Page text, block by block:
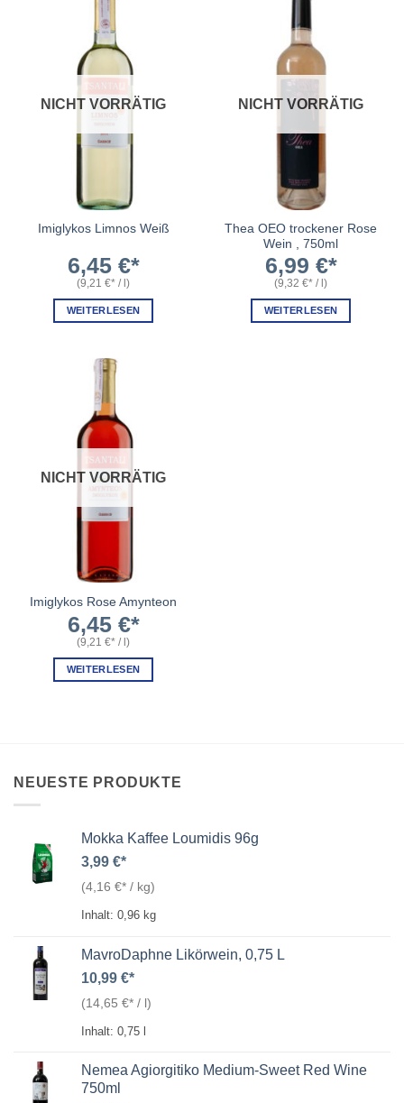
NICHT VORRÄTIG
Imiglykos Limnos Weiß
6,45 €
(9,21 € / )
WEITERLESEN
NICHT VORRÄTIG
Thea OEO trockener Rose
Wein , 750ml
6,99 €
(9,32 € / )
WEITERLESEN
NICHT VORRÄTIG
Imiglykos Rose Amynteon
6,45 €
(9,21 € /l)
WEITERLESEN
NEUESTE PRODUKTE
Mokka Kaffee Loumidis 96g
3,99 €
(4,16 € / kg)
Inhalt: 0,96 kg
MavroDaphne Likörwein, 0,75 L
10,99 €
(14,65 € / l)
Inhalt: 0,75 l
Nemea Agiorgitiko Medium-Sweet Red Wine
750ml